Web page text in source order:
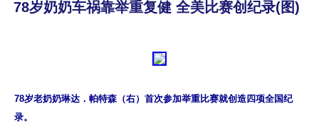
78岁奶奶车祸靠举重复健 全美比赛创纪录(图)
78岁老奶奶琳达．帕特森（右）首次参加举重比赛就创造四项全国纪